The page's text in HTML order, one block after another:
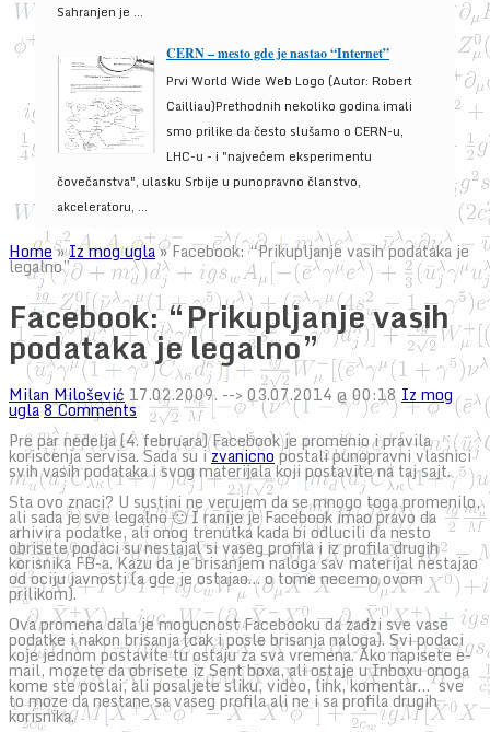
Sahranjen je ...
CERN – mesto gde je nastao “Internet”
Prvi World Wide Web Logo (Autor: Robert
Cailliau)Prethodnih nekoliko godina imali
smo prilike da često slušamo o CERN-u,
LHC-u - i "najvećem eksperimentu
čovečanstva", ulasku Srbije u punopravno članstvo,
akceleratoru, ...
Home»Iz mog ugla»Facebook: “Prikupljanje vasih podataka je
legalno”
Facebook: “Prikupljanje vasih
podataka je legalno”
Milan Milošević 17.02.2009. --> 03.07.2014 @ 00:18 Iz mog
ugla8 Comments
Pre par nedelja (4. februara) Facebook je promenio i pravila
koriscenja servisa. Sada su izvanicno postali punopravni vlasnici
svih vasih podataka i svog materijala koji postavite na taj sajt.
Sta ovo znaci? U sustini ne verujem da se mnogo toga promenilo,
ali sada je sve legalno 🙂 I ranije je Facebook imao pravo da
arhivira podatke, ali onog trenutka kada bi odlucili da nesto
obrisete podaci su nestajal si vaseg profila i iz profila drugih
korisnika FB-a. Kazu da je brisanjem naloga sav materijal nestajao
od ociju javnosti (a gde je ostajao… o tome necemo ovom
prilikom).
Ova promena dala je mogucnost Facebooku da zadzi sve vase
podatke i nakon brisanja (cak i posle brisanja naloga). Svi podaci
koje jednom postavite tu ostaju za sva vremena. Ako napisete e-
mail, mozete da obrisete iz Sent boxa, ali ostaje u Inboxu onoga
kome ste poslai, ali posaljete sliku, video, link, komentar… sve
to moze da nestane sa vaseg profila ali ne i sa profila drugih
korisnika.